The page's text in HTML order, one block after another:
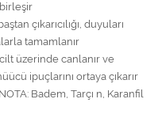
çıkarıcılığı, duyuları
tamamlanır
üzerinde canlanır ve
ipuçlarını ortaya çıkarır
Badem, Tarçı n, Karanfil